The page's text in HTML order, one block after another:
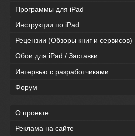
Программы для iPad
Инструкции по iPad
Рецензии (Обзоры книг и сервисов)
Обои для iPad / Заставки
Интервью с разработчиками
Форум
О проекте
Реклама на сайте